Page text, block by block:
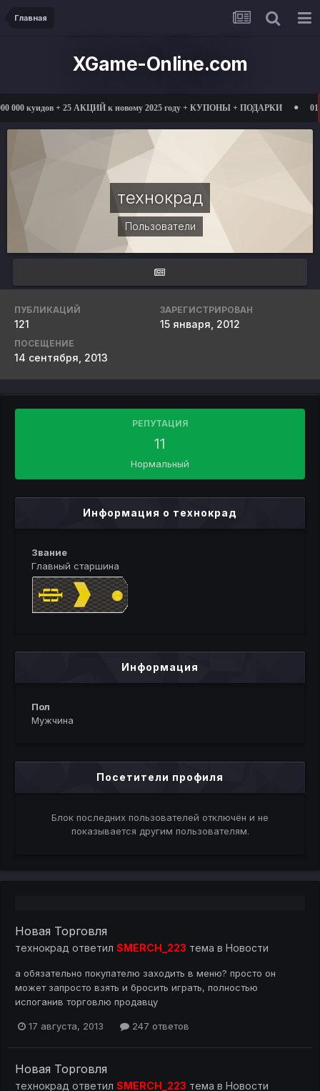
Главная
XGame-Online.com
куидов + 25 АКЦИЙ к новому 2025 году + КУПОНЫ + ПОДАРКИ
технокрад
Пользователи
ПУБЛИКАЦИЙ
121
ЗАРЕГИСТРИРОВАН
15 января, 2012
ПОСЕЩЕНИЕ
14 сентября, 2013
РЕПУТАЦИЯ
11
Нормальный
Информация о технокрад
Звание
Главный старшина
Информация
Пол
Мужчина
Посетители профиля
Блок последних пользователей отключён и не
показывается другим пользователям.
Новая Торговля
технокрад ответил SMERCH_223 тема в Новости
а обязательно покупателю заходить в меню? просто он
может запросто взять и бросить играть, полностью
испоганив торговлю продавцу
17 августа, 2013 247 ответов
Новая Торговля
технокрад ответил SMERCH_223 тема в Новости